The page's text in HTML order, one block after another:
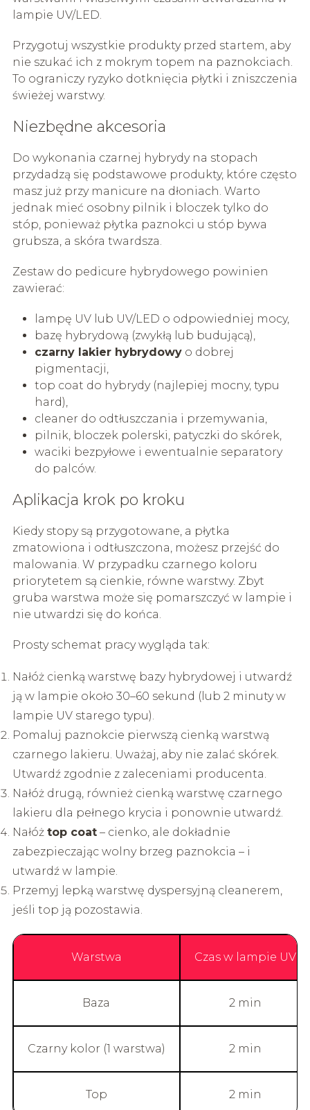
lampie UV/LED.
Przygotuj wszystkie produkty przed startem, aby
nie szukać ich z mokrym topem na paznokciach.
To ograniczy ryzyko dotknięcia płytki i zniszczenia
świeżej warstwy.
Niezbędne akcesoria
Do wykonania czarnej hybrydy na stopach
przydadzą się podstawowe produkty, które często
masz już przy manicure na dłoniach. Warto
jednak mieć osobny pilnik i bloczek tylko do
stóp, ponieważ płytka paznokci u stóp bywa
grubsza, a skóra twardsza.
Zestaw do pedicure hybrydowego powinien
zawierać:
lampę UV lub UV/LED o odpowiedniej mocy,
bazę hybrydową (zwykłą lub budującą),
czarny lakier hybrydowyo dobrej
pigmentacji,
top coat do hybrydy (najlepiej mocny, typu
hard),
cleaner do odtłuszczania i przemywania,
pilnik, bloczek polerski, patyczki do skórek,
waciki bezpyłowe i ewentualnie separatory
do palców.
Aplikacja krok po kroku
Kiedy stopy są przygotowane, a płytka
zmatowiona i odtłuszczona, możesz przejść do
malowania. W przypadku czarnego koloru
priorytetem są cienkie, równe warstwy. Zbyt
gruba warstwa może się pomarszczyć w lampie i
nie utwardzi się do końca.
Prosty schemat pracy wygląda tak:
Nałóż cienką warstwę bazy hybrydowej i utwardź
ją w lampie około 30–60 sekund (lub 2 minuty w
lampie UV starego typu).
Pomaluj paznokcie pierwszą cienką warstwą
czarnego lakieru. Uważaj, aby nie zalać skórek.
Utwardź zgodnie z zaleceniami producenta.
Nałóż drugą, również cienką warstwę czarnego
lakieru dla pełnego krycia i ponownie utwardź.
Nałóż top coat– cienko, ale dokładnie
zabezpieczając wolny brzeg paznokcia – i
utwardź w lampie.
Przemyj lepką warstwę dyspersyjną cleanerem,
jeśli top ją pozostawia.
Warstwa Czas w lampie UV
Baza 2 min
Czarny kolor (1 warstwa) 2 min
Top 2 min